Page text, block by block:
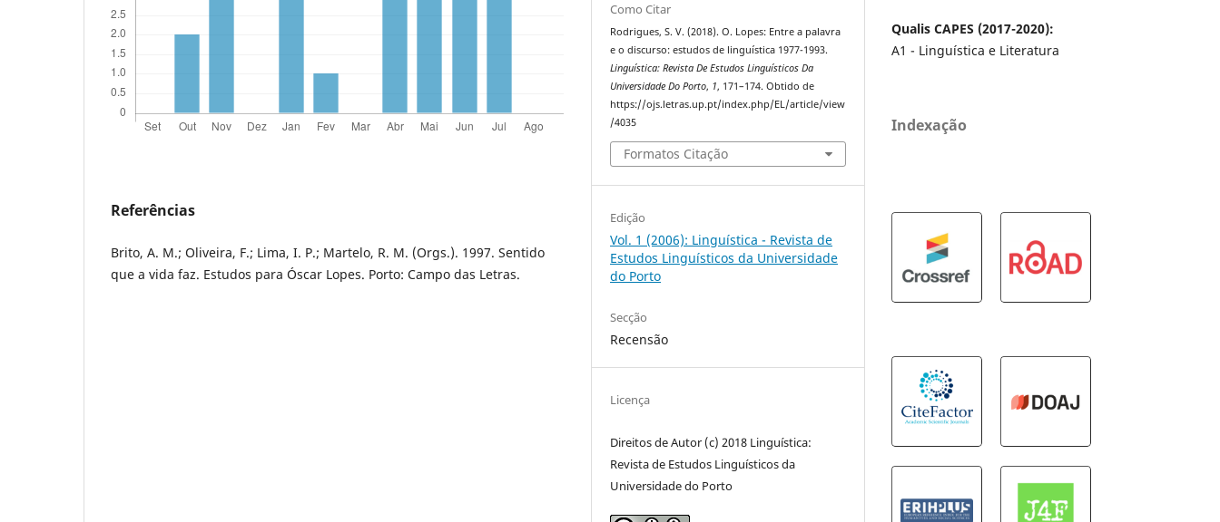
Referências
Brito, A. M.; Oliveira, F.; Lima, I. P.; Martelo, R. M. (Orgs.). 1997. Sentido
que a vida faz. Estudos para Óscar Lopes. Porto: Campo das Letras.
Como Citar
Rodrigues, S. V. (2018). O. Lopes: Entre a palavra
e o discurso: estudos de linguística 1977-1993.
Linguística: Revista De Estudos Linguísticos Da
Universidade Do Porto, 1, 171–174. Obtido de
https://ojs.letras.up.pt/index.php/EL/article/view
/4035
Formatos Citação
Edição
Vol. 1 (2006): Linguística - Revista de
Estudos Linguísticos da Universidade
do Porto
Secção
Recensão
Licença
Direitos de Autor (c) 2018 Linguística:
Revista de Estudos Linguísticos da
Universidade do Porto
Qualis CAPES (2017-2020):
A1 - Linguística e Literatura
Indexação